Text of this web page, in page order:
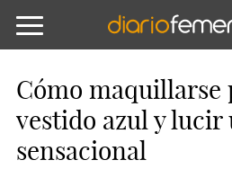
Cómo maquillarse
vestido azul y lucir
sensacional